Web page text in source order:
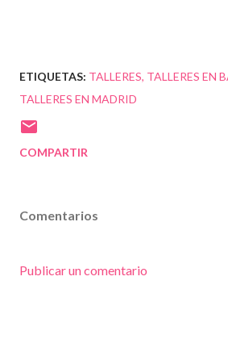
ETIQUETAS: TALLERES TALLERES EN
TALLERES EN MADRID
COMPARTIR
Comentarios
Publicar un comentario